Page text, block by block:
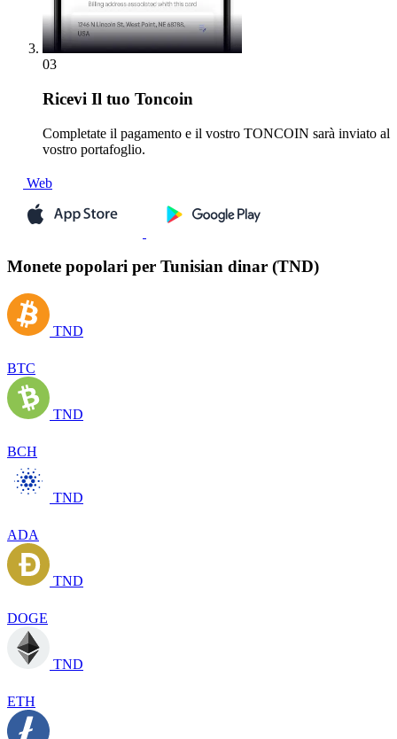
03
Ricevi Il tuo Toncoin
Completate il pagamento e il vostro TONCOIN sarà inviato al
vostro portafoglio.
Web
Monete popolari per Tunisian dinar (TND)
TND
BTC
TND
BCH
TND
ADA
TND
DOGE
TND
ETH